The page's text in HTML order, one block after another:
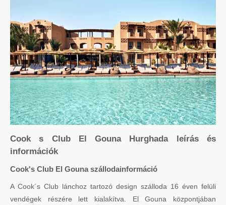
Cook s Club El Gouna Hurghada leírás és
információk
Cook's Club El Gouna szállodainformáció
A Cook´s Club lánchoz tartozó design szálloda 16 éven felüli
vendégek részére lett kialakítva. El Gouna központjában